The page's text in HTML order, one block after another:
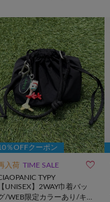
％OFFクーポン
入荷 TIME SALE 
TYPY
【UNISEX】2WAY巾着バッ
/WEB限定カラーあり/キー